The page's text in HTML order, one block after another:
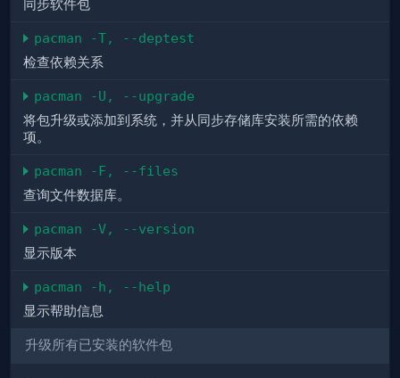
同步软件包
pacman -T, --deptest
检查依赖关系
pacman -U, --upgrade
将包升级或添加到系统，并从同步存储库安装所需的依赖
项。
pacman -F, --files
查询文件数据库。
pacman -V, --version
显示版本
pacman -h, --help
显示帮助信息
升级所有已安装的软件包